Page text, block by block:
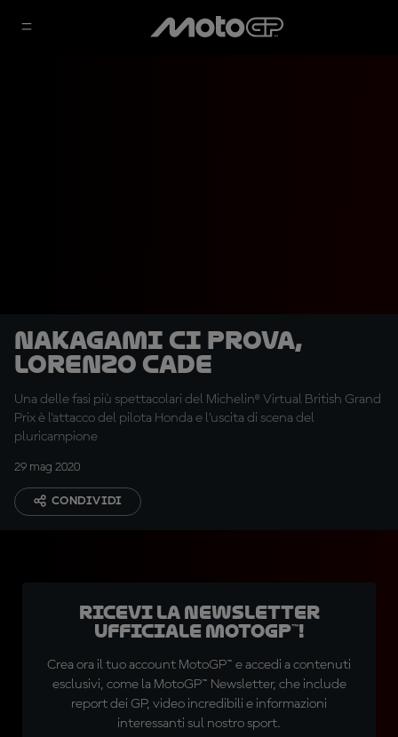
Nakagami ci prova,
Lorenzo cade
Una delle fasi più spettacolari del Michelin® Virtual British Grand
Prix è l'attacco del pilota Honda e l’uscita di scena del
pluricampione
29 mag 2020
CONDIVIDI
Ricevi la newsletter
ufficiale MotoGP™!
Crea ora il tuo account MotoGP™ e accedi a contenuti
esclusivi, come la MotoGP™ Newsletter, che include
report dei GP, video incredibili e informazioni
interessanti sul nostro sport.